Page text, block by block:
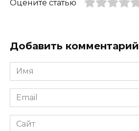
Оцените статью
Добавить комментарий
Имя
*
Email
*
Сайт